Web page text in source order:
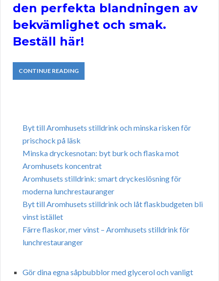
den perfekta blandningen av
bekvämlighet och smak.
Beställ här!
CONTINUE READING
Byt till Aromhusets stilldrink och minska risken för
prischock på läsk
Minska dryckesnotan: byt burk och flaska mot
Aromhusets koncentrat
Aromhusets stilldrink: smart dryckeslösning för
moderna lunchrestauranger
Byt till Aromhusets stilldrink och låt flaskbudgeten bli
vinst istället
Färre flaskor, mer vinst – Aromhusets stilldrink för
lunchrestauranger
Gör dina egna såpbubblor med glycerol och vanligt